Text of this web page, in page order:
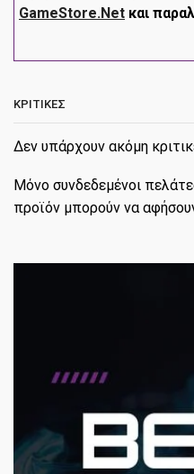
GameStore.Net και
ΚΡΙΤΙΚΈΣ
Δεν υπάρχουν ακόμη
Μόνο συνδεδεμένοι
προϊόν μπορούν να